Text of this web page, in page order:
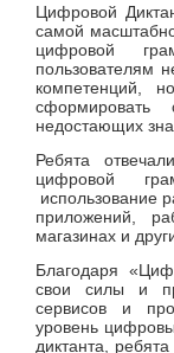
Цифровой
самой
цифровой
пользователям
компетенций,
сформировать
недостающих
Ребята
цифровой
использование
приложений,
магазинах и
Благодаря
свои силы и
сервисов и
уровень
диктанта,